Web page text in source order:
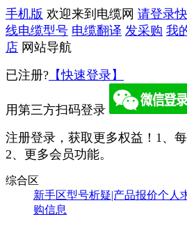
手机版 欢迎来到电缆网 请登录
线电缆型号 电缆翻译 发采购 我
店 网站导航
已注册? 【快速登录】
用第三方扫码登录
注册登录，获取更多权益！ 1、
2、更多会员功能。
综合区
新手区型号析疑|产品报价个人
购信息